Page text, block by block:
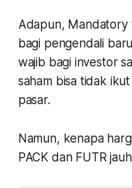
Adapun,
bagi pengendali
wajib bagi investor
saham bisa tidak
pasar.
Namun, kenapa
PACK dan FUTR